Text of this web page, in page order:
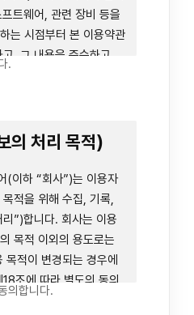
트웨어, 관련 장비 등을
는 시점부터 본 이용약관
, 그 내용을 준수하고,
의하지 않을 경우에는
이에 접근하는 행위를
. 그러므로, 서비스 사용
을 주의 깊게 읽으시기
.
의 처리 목적)
(이하 “회사”)는 이용자
적을 위해 수집, 기록,
”)합니다. 회사는 이용
목적 이외의 용도로는
적이 변경되는 경우에
조에 따라 별도의 동의
한 조치를 이행합니다.
의합니다.